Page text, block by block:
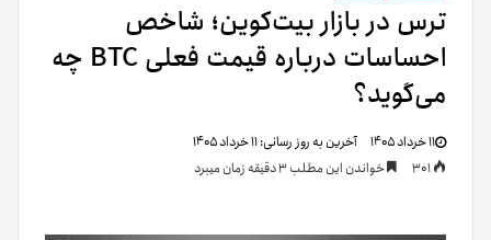
ترس در بازار بیت‌کوین؛ شاخص
احساسات درباره قیمت فعلی BTC چه
می‌گوید؟
۱۱ خرداد ۱۴۰۵ آخرین به روز رسانی:۱۱ خرداد ۱۴۰۵
خواندن این مطلب 3 دقیقه زمان میبرد